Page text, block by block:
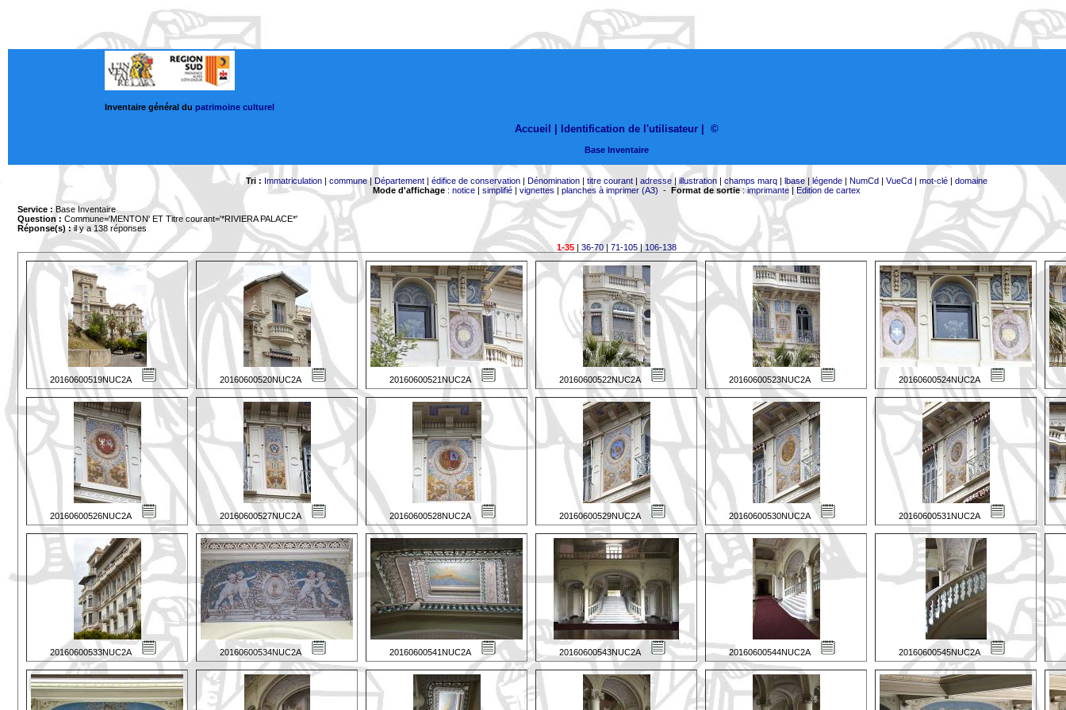
Inventaire général du patrimoine culturel
Accueil | Identification de l'utilisateur ©
Base Inventaire
Tri : Immatriculation| commune| Département| édifice de conservation| Dénomination| titre courant| adresse|illustration| champs marq| lbase| légende| NumCd| VueCd| mot-clé| domaine
Mode d'affichage: notice| simplifié| vignettes | planches à imprimer (A3) - Format de sortie:imprimante| Edition de cartex
Service : Base Inventaire
Question : Commune='MENTON' ET Titre courant='*RIVIERA PALACE*'
Réponse(s) :il y a 138 réponses
1-35| 36-70| 71-105|106-138
20160600519NUC2A 20160600520NUC2A 20160600521NUC2A 20160600522NUC2A 20160600523NUC2A 20160600524NUC2A
20160600526NUC2A 20160600527NUC2A 20160600528NUC2A 20160600529NUC2A 20160600530NUC2A 20160600531NUC2A
20160600533NUC2A 20160600534NUC2A 20160600541NUC2A 20160600543NUC2A 20160600544NUC2A 20160600545NUC2A